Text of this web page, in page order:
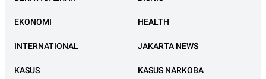
EKONOMI HEALTH
INTERNATIONAL JAKARTA NEWS
KASUS KASUS NARKOBA